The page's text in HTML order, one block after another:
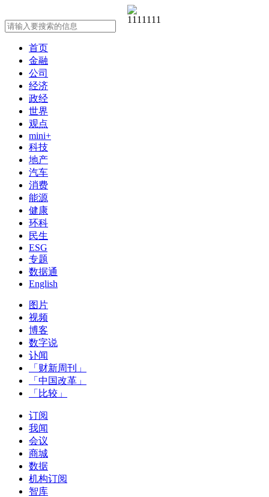
首页
金融
公司
经济
政经
世界
观点
mini+
科技
地产
汽车
消费
能源
健康
环科
民生
ESG
专题
数据通
English
图片
视频
博客
数字说
讣闻
「财新周刊」
「中国改革」
「比较」
订阅
我闻
会议
商城
数据
机构订阅
智库